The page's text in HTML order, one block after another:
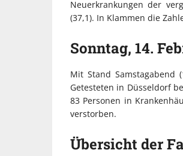
Neuerkrankungen der
(37,1). In Klammen die
Sonntag, 14.
Mit Stand
Getesteten in Düsseldorf
83 Personen in
verstorben.
Übersicht der